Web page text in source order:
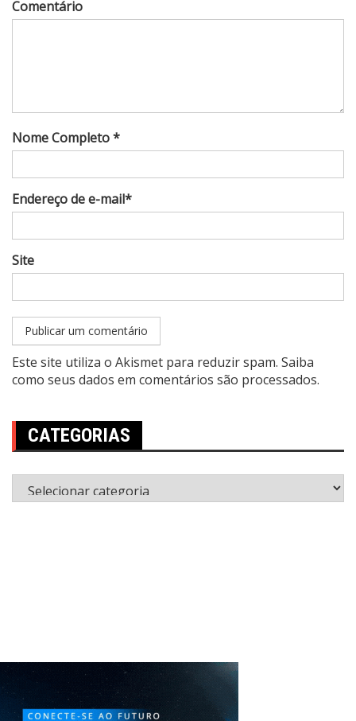
Comentário
Nome Completo *
Endereço de e-mail*
Site
Este site utiliza o Akismet para reduzir spam. Saiba
como seus dados em comentários são processados.
CATEGORIAS
Categorias